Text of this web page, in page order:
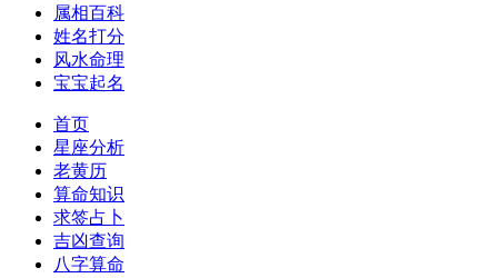
属相百科
姓名打分
风水命理
宝宝起名
首页
星座分析
老黄历
算命知识
求签占卜
吉凶查询
八字算命